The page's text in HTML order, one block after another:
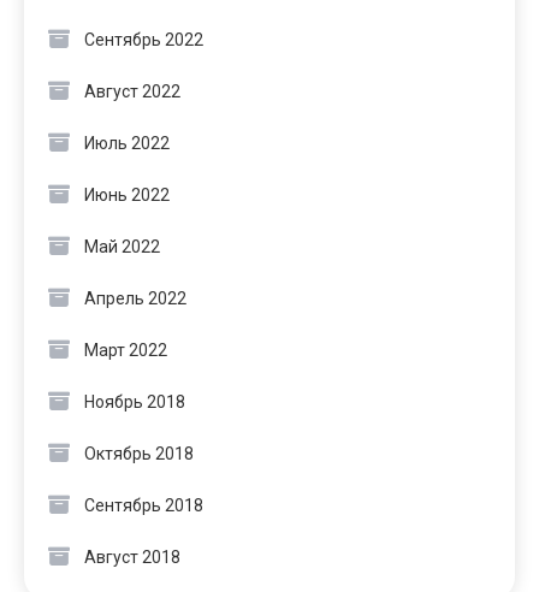
Сентябрь 2022
Август 2022
Июль 2022
Июнь 2022
Май 2022
Апрель 2022
Март 2022
Ноябрь 2018
Октябрь 2018
Сентябрь 2018
Август 2018